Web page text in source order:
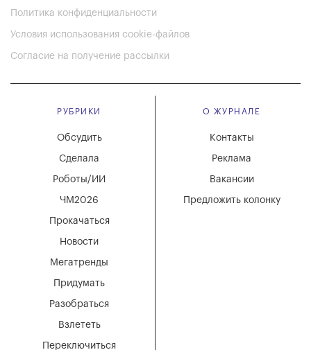
Политика конфиденциальности
Условия использования cookie-файлов
Согласие на получение рассылки
РУБРИКИ
Мегатренды
Придумать
Разобраться
Взлететь
Новости
Переключиться
Обсудить
Сделала
Роботы/ИИ
ЧМ2026
Прокачаться
О ЖУРНАЛЕ
Вакансии
Реклама
Контакты
Предложить колонку